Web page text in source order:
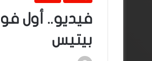
فيديو.. أول
بيتيس